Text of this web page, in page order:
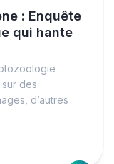
: Enquête
qui hante
des
d’autres